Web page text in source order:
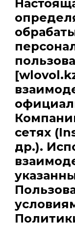
сетях
др.).